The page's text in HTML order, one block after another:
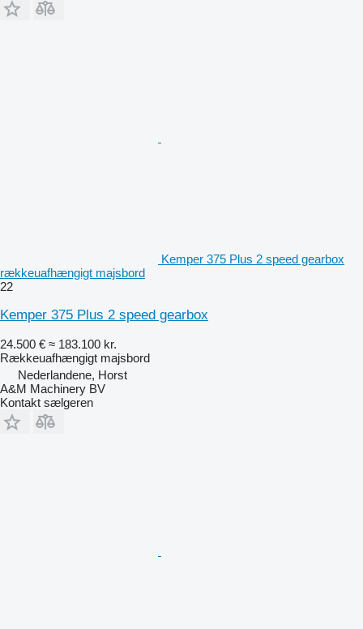
Kemper 375 Plus 2 speed gearbox
rækkeuafhængigt majsbord
22
Kemper 375 Plus 2 speed gearbox
24.500 € ≈ 183.100 kr.
Rækkeuafhængigt majsbord
Nederlandene, Horst
A&M Machinery BV
Kontakt sælgeren